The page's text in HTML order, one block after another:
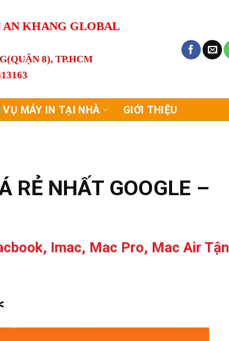
AN KHANG GLOBAL
8), TP.HCM
VỤ MÁY IN TẠI NHÀ GIỚI THIỆU
RẺ NHẤT GOOGLE –
Imac, Mac Pro, Mac Air Tận